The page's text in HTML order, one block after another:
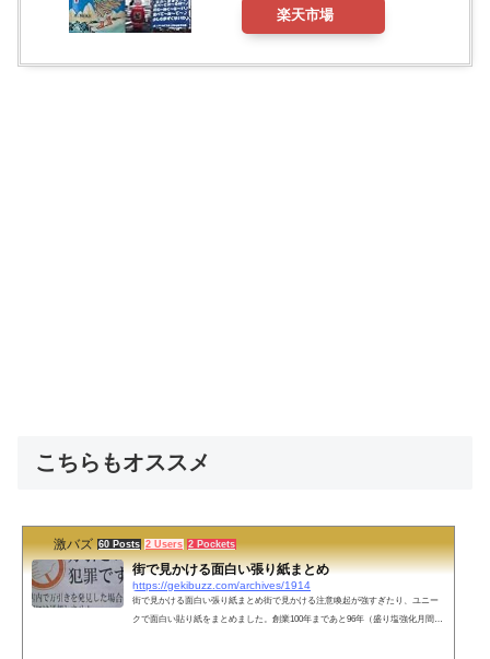
楽天市場
こちらもオススメ
激バズ 60 Posts 2 Users 2 Pockets
街で見かける面白い張り紙まとめ
https://gekibuzz.com/archives/1914
街で見かける面白い張り紙まとめ街で見かける注意喚起が強すぎたり、ユニー
クで面白い貼り紙をまとめました。創業100年まであと96年（盛り塩強化月間）